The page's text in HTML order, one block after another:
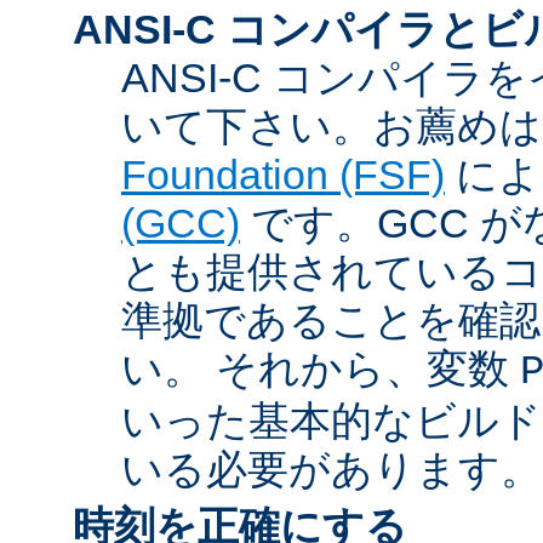
ANSI-C コンパイラとビ
ANSI-C コンパイラ
いて下さい。お薦め
Foundation (FSF) に
(GCC) です。GCC が
とも提供されている
準拠であることを確
い。 それから、変数
いった基本的なビル
いる必要があります。
時刻を正確にする